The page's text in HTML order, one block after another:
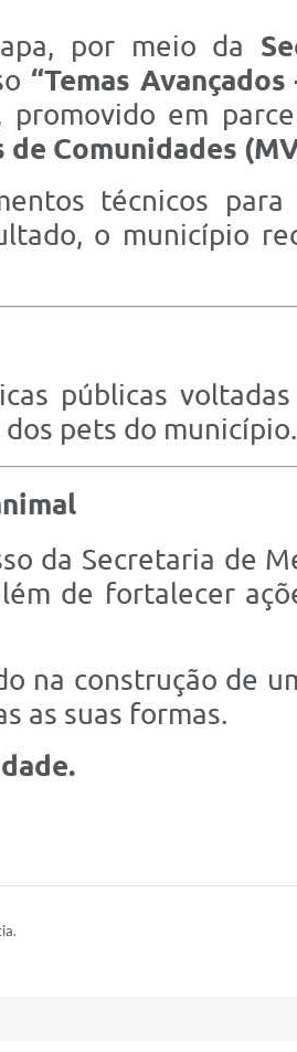
por meio da
“Temas
promovido em
Comunidades
técnicos
o município
públicas
pets do município.
da Secretaria de
de fortalecer
na construção de
as suas formas.